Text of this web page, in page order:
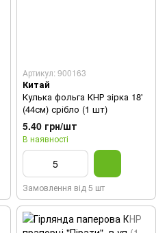
Артикул: 900163
Китай
Кулька фольга КНР зірка 18'
(44см) срібло (1 шт)
5.40 грн/шт
В наявності
Замовлення від 5 шт